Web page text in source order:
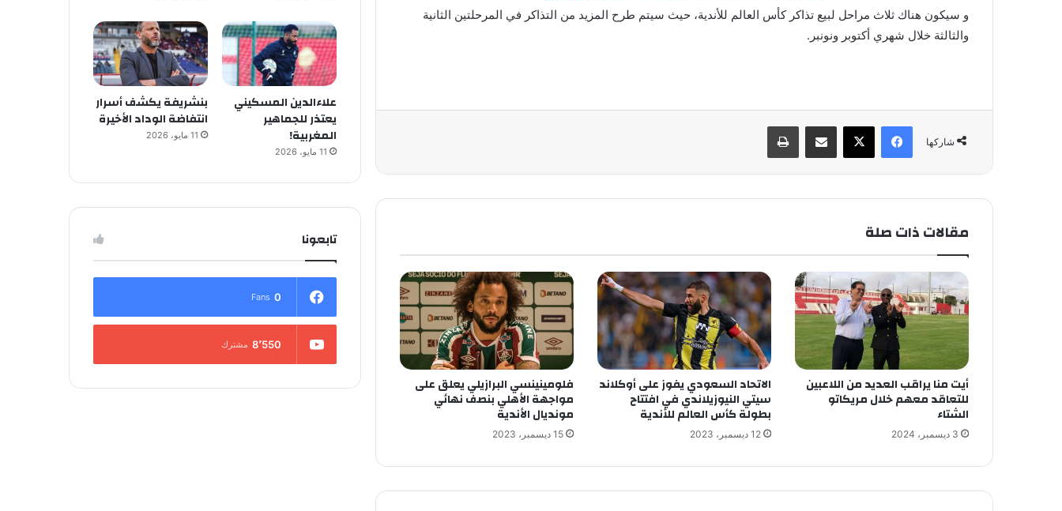
و سيكون هناك ثلاث مراحل لبيع تذاكر كأس العالم للأندية، حيث سيتم طرح المزيد من التذاكر في المرحلتين الثانية
والثالثة خلال شهري أكتوبر ونونبر.
شاركها
فيسبوك
مقالات ذات صلة
أيت منا يراقب العديد من اللاعبين
للتعاقد معهم خلال مريكاتو
الشتاء
3 ديسمبر، 2024
الاتحاد السعودي يفوز على أوكلاند
سيتي النيوزيلاندي في افتتاح
بطولة كأس العالم للأندية
12 ديسمبر، 2023
فلومينينسي البرازيلي يعلق على
مواجهة الأهلي بنصف نهائي
مونديال الأندية
15 ديسمبر، 2023
علاءالدين المسكيني
يعتذر للجماهير
المغربية!
11 مايو، 2026
بنشريفة يكشف أسرار
انتفاضة الوداد الأخيرة
11 مايو، 2026
تابعونا
0
Fans
8٬550 مشترك